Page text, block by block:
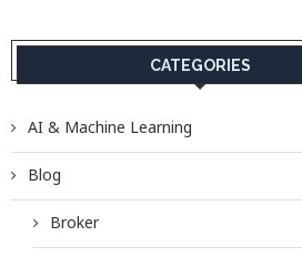
CATEGORIES
AI & Machine Learning
Blog
Broker